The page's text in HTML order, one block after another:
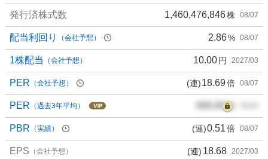
3
3
%
、
買
い
た
い
6
.
6
発行済株式数 1,460,476,846株 08/07
配当利回り （会社予想） 2.86% 08/07
1株配当 （会社予想） 10.00円 2027/03
PER （会社予想） (連)18.69倍 08/07
PER （過去3年平均） 000.00倍
PBR （実績） (連)0.51倍 08/07
EPS （会社予想） (連) 18.68 2027/03